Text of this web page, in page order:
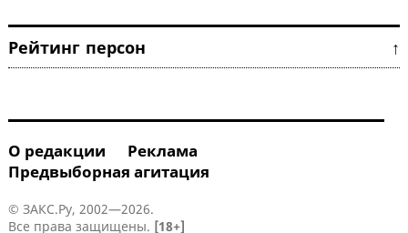
Рейтинг персон ↑
О редакции
Реклама
Предвыборная агитация
© ЗАКС.Ру, 2002—2026.
Все права защищены. [18+]